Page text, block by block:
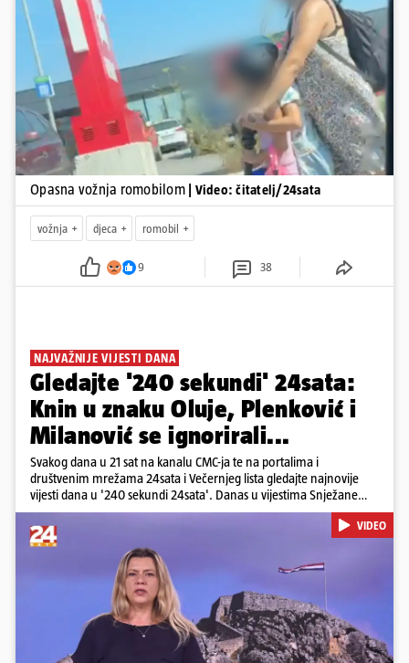
Pokretanje videa...
Opasna vožnja romobilom | Video: čitatelj/24sata
vožnja djeca romobil
9 38
NAJVAŽNIJE VIJESTI DANA
Gledajte '240 sekundi' 24sata:
Knin u znaku Oluje, Plenković i
Milanović se ignorirali...
Svakog dana u 21 sat na kanalu CMC-ja te na portalima i
društvenim mrežama 24sata i Večernjeg lista gledajte najnovije
vijesti dana u '240 sekundi 24sata'. Danas u vijestima Snježane
Krnetić: Hrvatska je obilježila 31. obljetnicu Oluje, a pažnju je
privuklo ignoriranje predsjednika Zorana Milanovića i premijera
Andreja Plenkovića u Kninu. Donosimo i detalje o većim
braniteljskim mirovinama, apelu obitelji Hrvata u komi u Irskoj,
upozorenjima nakon nove tragedije na električnom romobilu te
smanjenju proizvodnje u nuklearnoj elektrani Krško.
Pokretanje videa...
VIDEO